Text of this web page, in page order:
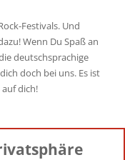
Festivals. Und
Wenn Du Spaß an
deutschsprachige
doch bei uns. Es ist
dich!